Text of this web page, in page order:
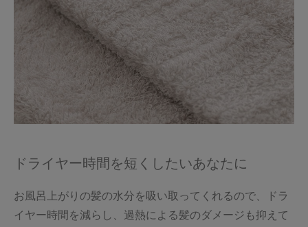
ドライヤー時間を短くしたいあなたに
お風呂上がりの髪の水分を吸い取ってくれるので、ドラ
イヤー時間を減らし、過熱による髪のダメージも抑えて